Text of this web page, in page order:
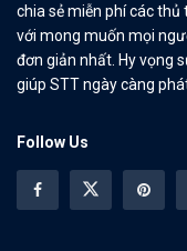
chia sẻ miễn phí các
với mong muốn mọi
đơn giản nhất. Hy vọng
giúp STT ngày càng
Follow Us